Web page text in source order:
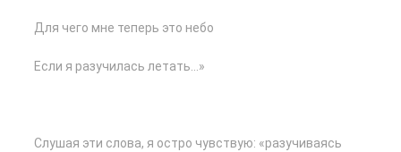
Для чего мне теперь это небо
Если я разучилась летать…»
Слушая эти слова, я остро чувствую: «разучиваясь